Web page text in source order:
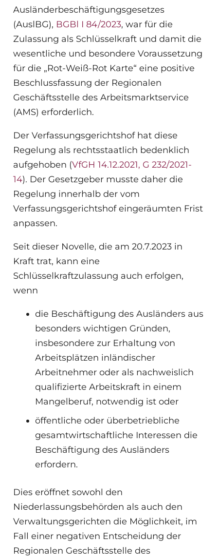
Ausländerbeschäftigungsgesetzes
(AuslBG), BGBl I 84/2023, war für die
Zulassung als Schlüsselkraft und damit die
wesentliche und besondere Voraussetzung
für die „Rot-Weiß-Rot Karte“ eine positive
Beschlussfassung der Regionalen
Geschäftsstelle des Arbeitsmarktservice
(AMS) erforderlich.
Der Verfassungsgerichtshof hat diese
Regelung als rechtsstaatlich bedenklich
aufgehoben (VfGH 14.12.2021, G 232/2021-
14). Der Gesetzgeber musste daher die
Regelung innerhalb der vom
Verfassungsgerichtshof eingeräumten Frist
anpassen.
Seit dieser Novelle, die am 20.7.2023 in
Kraft trat, kann eine
Schlüsselkraftzulassung auch erfolgen,
wenn
die Beschäftigung des Ausländers aus
besonders wichtigen Gründen,
insbesondere zur Erhaltung von
Arbeitsplätzen inländischer
Arbeitnehmer oder als nachweislich
qualifizierte Arbeitskraft in einem
Mangelberuf, notwendig ist oder
öffentliche oder überbetriebliche
gesamtwirtschaftliche Interessen die
Beschäftigung des Ausländers
erfordern.
Dies eröffnet sowohl den
Niederlassungsbehörden als auch den
Verwaltungsgerichten die Möglichkeit, im
Fall einer negativen Entscheidung der
Regionalen Geschäftsstelle des